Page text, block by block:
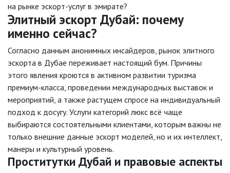
на рынке эскорт-услуг в эмирате?
Элитный эскорт Дубай: почему
именно сейчас?
Согласно данным анонимных инсайдеров, рынок элитного
эскорта в Дубае переживает настоящий бум. Причины
этого явления кроются в активном развитии туризма
премиум-класса, проведении международных выставок и
мероприятий, а также растущем спросе на индивидуальный
подход к досугу. Услуги категорий люкс всё чаще
выбираются состоятельными клиентами, которым важны не
только внешние данные эскорт моделей, но и их интеллект,
манеры и культурный уровень.
Проститутки Дубай и правовые аспекты